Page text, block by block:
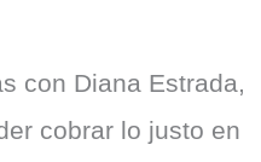
con Diana Estrada,
cobrar lo justo en